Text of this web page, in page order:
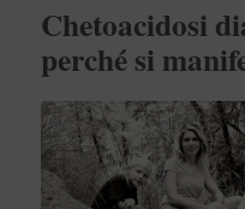
Chetoacidosi
perché si